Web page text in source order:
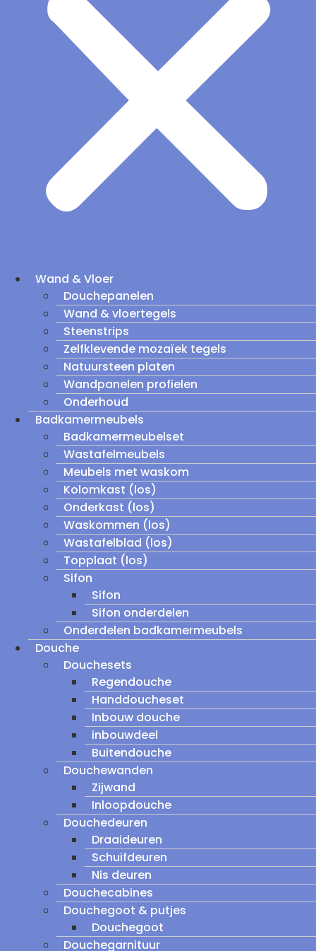
Wand & Vloer
Douchepanelen
Wand & vloertegels
Steenstrips
Zelfklevende mozaïek tegels
Natuursteen platen
Wandpanelen profielen
Onderhoud
Badkamermeubels
Badkamermeubelset
Wastafelmeubels
Meubels met waskom
Kolomkast (los)
Onderkast (los)
Waskommen (los)
Wastafelblad (los)
Topplaat (los)
Sifon
Sifon
Sifon onderdelen
Onderdelen badkamermeubels
Douche
Douchesets
Regendouche
Handdoucheset
Inbouw douche
inbouwdeel
Buitendouche
Douchewanden
Zijwand
Inloopdouche
Douchedeuren
Draaideuren
Schuifdeuren
Nis deuren
Douchecabines
Douchegoot & putjes
Douchegoot
Douchegarnituur